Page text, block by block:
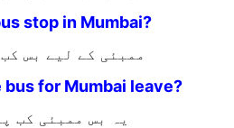
stop in Mumbai?
ممبئی کے لیے بس
for Mumbai leave?
یہ بس ممبئی کب